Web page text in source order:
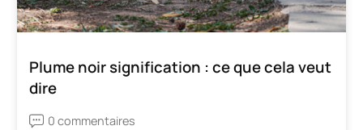
Plume noir signification : ce que cela veut
dire
0 commentaires